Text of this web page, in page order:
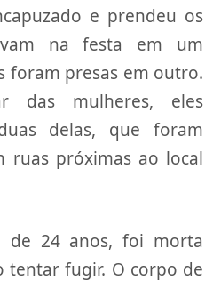
e prendeu os
na festa em um
foram presas em outro.
das mulheres, eles
delas, que foram
ruas próximas ao local
de 24 anos, foi morta
tentar fugir. O corpo de